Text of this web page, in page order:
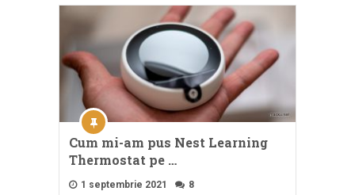
Cum mi-am pus Nest Learning
Thermostat pe …
1 septembrie 2021 8